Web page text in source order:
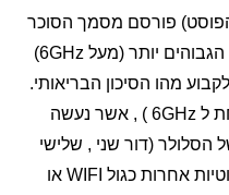
פורסם מסמך הסוכר
את הנושא. נקבע כי לגבי התדרים הגבוהים יותר (מעל 6GHz)
הסיכון הבריאותי.
לגבי התדרים הנמוכים יותר (מתחת ל 6GHz ) , אשר נעשה
(דור שני , שלישי
ורביעי) , כמו גם בטכנולוגיות אלחוטיות אחרות כגול WIFI או